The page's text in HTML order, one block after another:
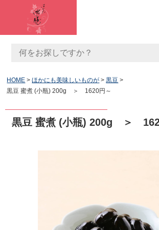
HOME ほかにも美味しいものが
黒豆
黒豆 蜜煮 (小瓶) 200g ＞ 1620円～
黒豆 蜜煮 (小瓶) 200g ＞